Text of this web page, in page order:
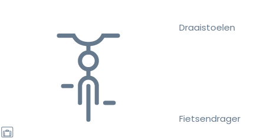
Draaistoelen
Fietsendrager